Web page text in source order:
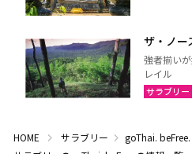
ザ・ノー
強者揃い
レイル
サラブリー
HOME サラブリー
goThai. beFree.